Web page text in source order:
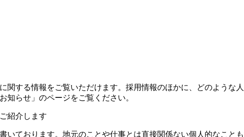
関する情報をご覧いただけます。採用情報のほかに、どのよう
知らせ」のページをご覧ください。
紹介します
いております。地元のことや仕事とは直接関係ない個人的なことも